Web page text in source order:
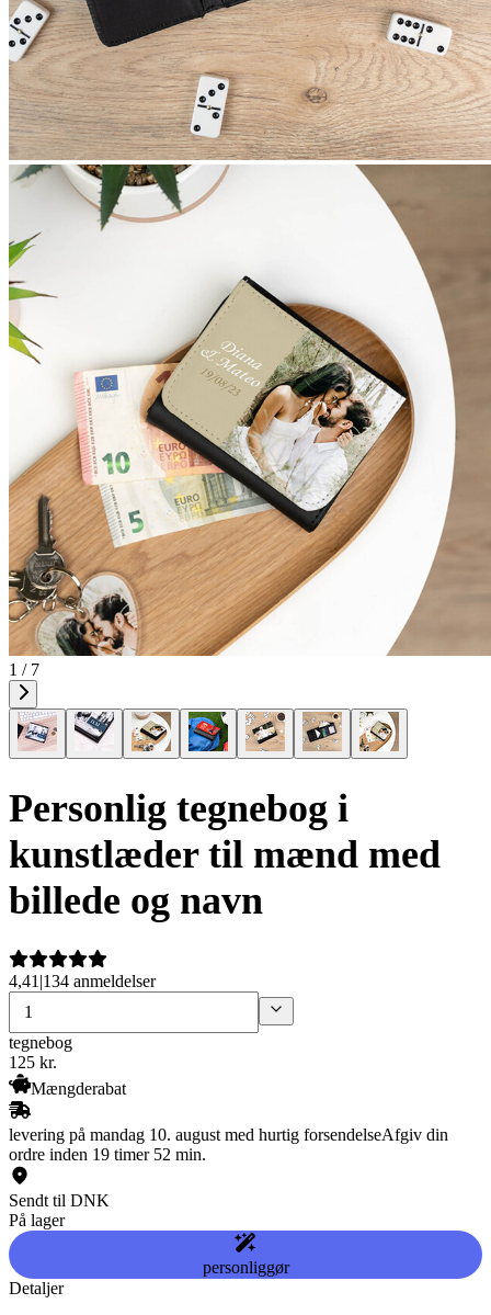
1 / 7
Personlig tegnebog i
kunstlæder til mænd med
billede og navn
4,41 |134 anmeldelser
tegnebog
125 kr.
Mængderabat
levering på mandag 10. august med hurtig forsendelseAfgiv din
ordre inden 19 timer 52 min.
Sendt til DNK
På lager
personliggør
Detaljer